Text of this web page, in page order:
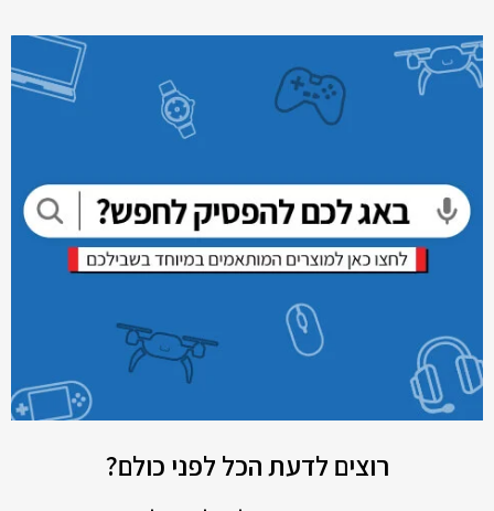
רוצים לדעת הכל לפני כולם?